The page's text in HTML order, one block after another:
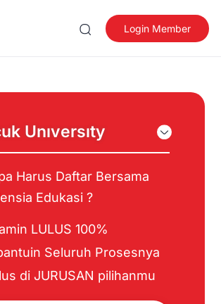
Login Member
Unıversıty
Harus Daftar Bersama
Edukasi ?
LULUS 100%
Seluruh Prosesnya
di JURUSAN pilihanmu